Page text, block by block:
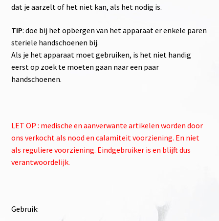
dat je aarzelt of het niet kan, als het nodig is.
TIP: doe bij het opbergen van het apparaat er enkele paren
steriele handschoenen bij.
Als je het apparaat moet gebruiken, is het niet handig
eerst op zoek te moeten gaan naar een paar
handschoenen.
LET OP : medische en aanverwante artikelen worden door
ons verkocht als nood en calamiteit voorziening. En niet
als reguliere voorziening. Eindgebruiker is en blijft dus
verantwoordelijk.
Gebruik: